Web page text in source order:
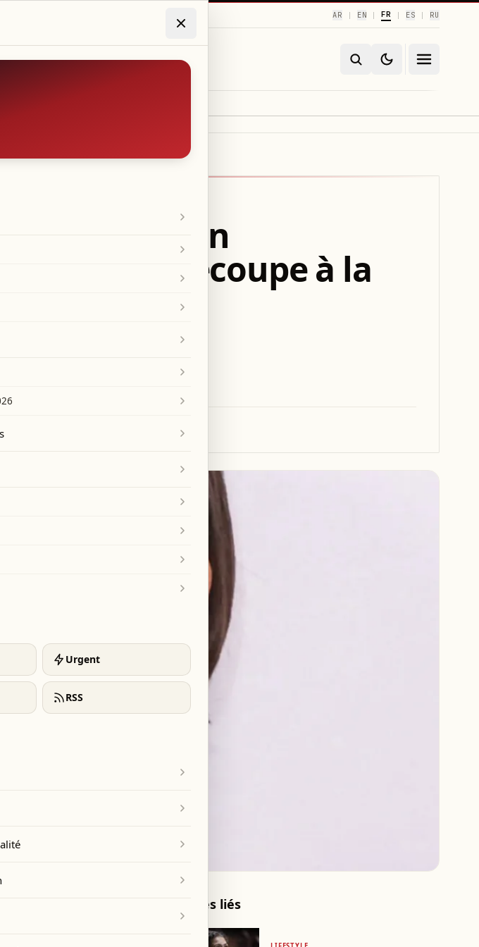
AR | EN | FR | ES | RU
Louis Vuitton
et large découpe à la
» avec une
et d'une
Articles liés
Urgent
RSS